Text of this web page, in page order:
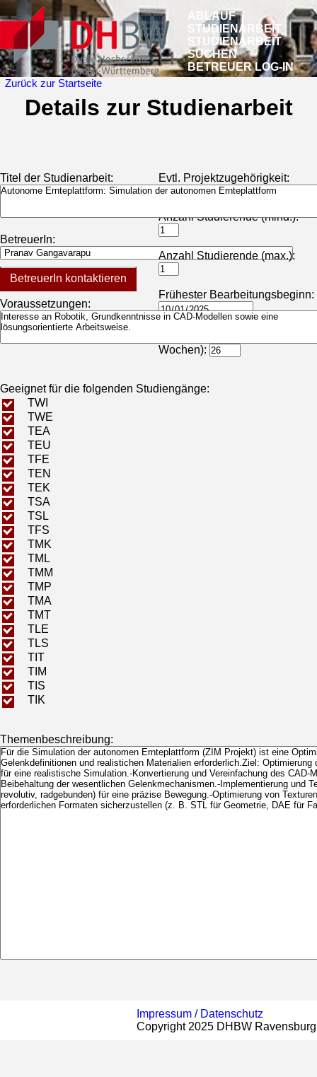
ABLAUF
STUDIENARBEIT
STUDIENARBEIT
SUCHEN
BETREUER LOG-IN
Zurück zur Startseite
Details zur Studienarbeit
Titel der Studienarbeit:
BetreuerIn:
BetreuerIn kontaktieren
Voraussetzungen:
Evtl. Projektzugehörigkeit:
Anzahl Studierende (mind.):
Anzahl Studierende (max.):
Frühester Bearbeitungsbeginn:
Wochen):
Geeignet für die folgenden Studiengänge:
TWI
TWE
TEA
TEU
TFE
TEN
TEK
TSA
TSL
TFS
TMK
TML
TMM
TMP
TMA
TMT
TLE
TLS
TIT
TIM
TIS
TIK
Themenbeschreibung:
Impressum / Datenschutz
Copyright 2025 DHBW Ravensburg